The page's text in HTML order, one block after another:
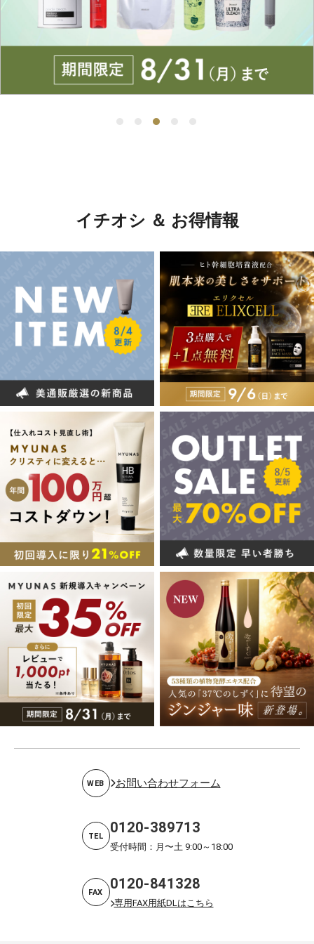
イチオシ ＆ お得情報
WEB お問い合わせフォーム
TEL 0120-389713
受付時間：月〜土 9:00～18:00
FAX 0120-841328
専用FAX用紙DLはこちら